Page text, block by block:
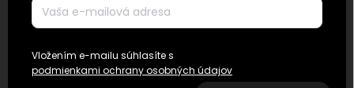
Vložením e-mailu súhlasíte s
podmienkami ochrany osobných údajov